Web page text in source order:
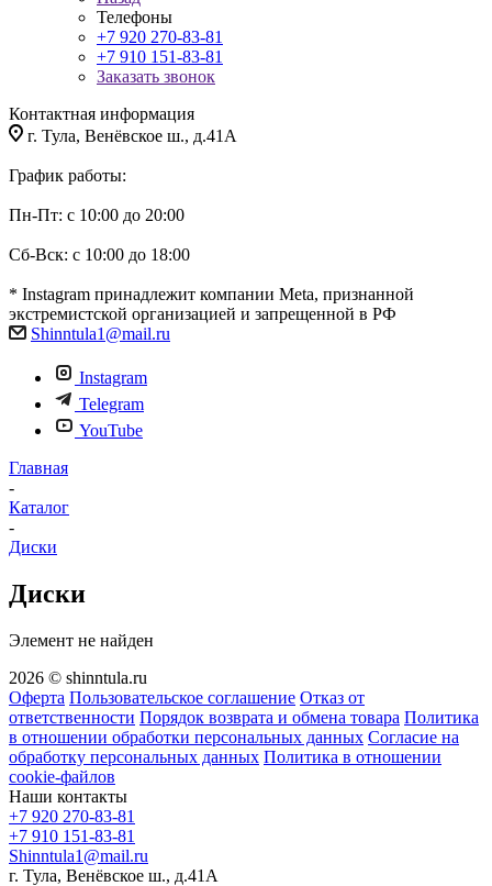
Телефоны
+7 920 270-83-81
+7 910 151-83-81
Заказать звонок
Контактная информация
г. Тула, Венёвское ш., д.41А
График работы:
Пн-Пт: с 10:00 до 20:00
Сб-Вск: с 10:00 до 18:00
* Instagram принадлежит компании Meta, признанной
экстремистской организацией и запрещенной в РФ
Shinntula1@mail.ru
Instagram
Telegram
YouTube
Главная
-
Каталог
-
Диски
Диски
Элемент не найден
2026 © shinntula.ru
Оферта Пользовательское соглашение Отказ от
ответственности Порядок возврата и обмена товара Политика
в отношении обработки персональных данных Согласие на
обработку персональных данных Политика в отношении
cookie-файлов
Наши контакты
+7 920 270-83-81
+7 910 151-83-81
Shinntula1@mail.ru
г. Тула, Венёвское ш., д.41А